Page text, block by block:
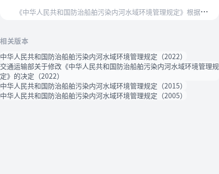
《
中华人民共和国防治船舶污染内河水域环境管理规定》根据本决定作相应修正，重新公布。
相关版本
中华人民共和国防治船舶污染内河水域环境管理规定（2022）
交通运输部关于修改《中华人民共和国防治船舶污染内河水域环境管理规
定》的决定（2022）
中华人民共和国防治船舶污染内河水域环境管理规定（2015）
中华人民共和国防治船舶污染内河水域环境管理规定（2005）